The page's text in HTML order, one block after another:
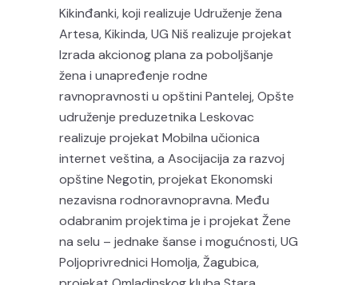
Kikinđanki, koji realizuje Udruženje žena
Artesa, Kikinda, UG Niš realizuje projekat
Izrada akcionog plana za poboljšanje
žena i unapređenje rodne
ravnopravnosti u opštini Pantelej, Opšte
udruženje preduzetnika Leskovac
realizuje projekat Mobilna učionica
internet veština, a Asocijacija za razvoj
opštine Negotin, projekat Ekonomski
nezavisna rodnoravnopravna. Među
odabranim projektima je i projekat Žene
na selu – jednake šanse i mogućnosti, UG
Poljoprivrednici Homolja, Žagubica,